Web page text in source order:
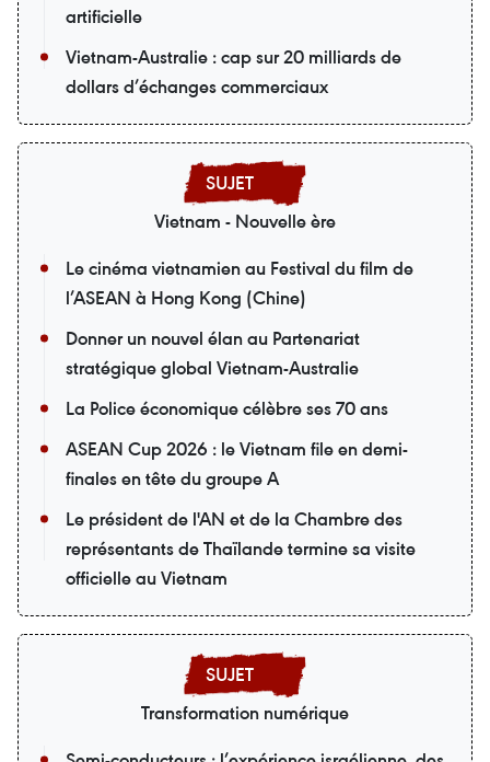
artificielle
Vietnam-Australie : cap sur 20 milliards de
dollars d’échanges commerciaux
Vietnam - Nouvelle ère
Le cinéma vietnamien au Festival du film de
l’ASEAN à Hong Kong (Chine)
Donner un nouvel élan au Partenariat
stratégique global Vietnam-Australie
La Police économique célèbre ses 70 ans
ASEAN Cup 2026 : le Vietnam file en demi-
finales en tête du groupe A
Le président de l'AN et de la Chambre des
représentants de Thaïlande termine sa visite
officielle au Vietnam
Transformation numérique